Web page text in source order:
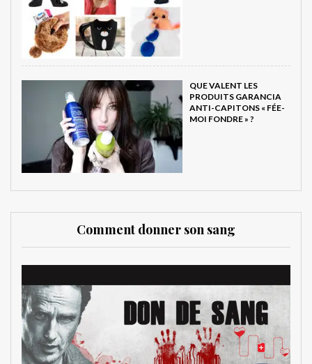
QUE VALENT LES
PRODUITS GARANCIA
ANTI-CAPITONS « FÉE-
MOI FONDRE » ?
Comment donner son sang